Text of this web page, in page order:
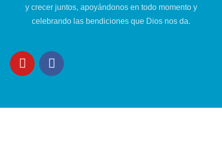
y crecer juntos, apoyándonos en todo momento y
celebrando las bendiciones que Dios nos da.
Y
o
u
F
a
b